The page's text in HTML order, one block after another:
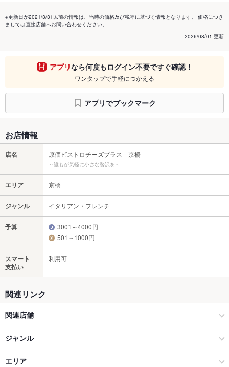
※更新日が2021/3/31以前の情報は、当時の価格及び税率に基づく情報となります。 価格につき
ましては直接店舗へお問い合わせください。
2026/08/01 更新
アプリなら何度もログイン不要ですぐ確認！
ワンタップで手軽につかえる
アプリでブックマーク
お店情報
店名 原価ビストロチーズプラス 京橋
～誰もが気軽に小さな贅沢を～
エリア 京橋
ジャンル イタリアン・フレンチ
予算
3001～4000円
501～1000円
スマート
支払い
利用可
関連リンク
関連店舗
原価ビストロチーズプラス
ジャンル
イタリアン・フレンチ
エリア